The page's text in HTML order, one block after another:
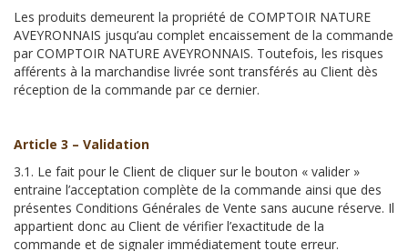
Les produits demeurent la propriété de COMPTOIR NATURE
AVEYRONNAIS jusqu’au complet encaissement de la commande
par COMPTOIR NATURE AVEYRONNAIS. Toutefois, les risques
afférents à la marchandise livrée sont transférés au Client dès
réception de la commande par ce dernier.
Article 3 – Validation
3.1. Le fait pour le Client de cliquer sur le bouton « valider »
entraine l’acceptation complète de la commande ainsi que des
présentes Conditions Générales de Vente sans aucune réserve. Il
appartient donc au Client de vérifier l’exactitude de la
commande et de signaler immédiatement toute erreur.